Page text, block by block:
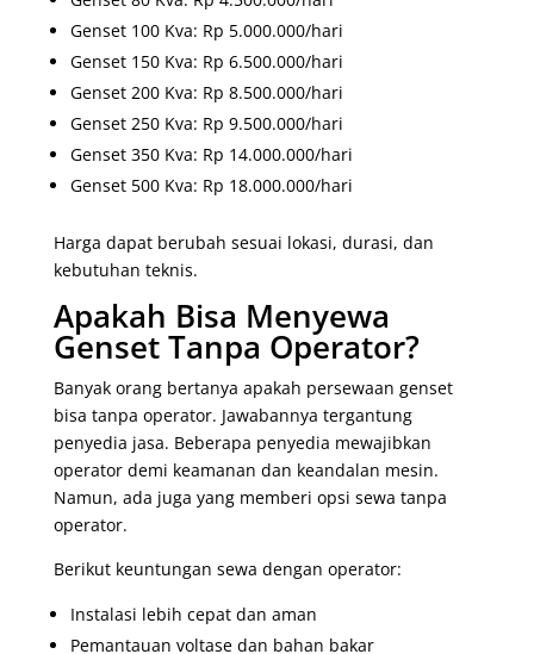
Genset 100 Kva: Rp 5.000.000/hari
Genset 150 Kva: Rp 6.500.000/hari
Genset 200 Kva: Rp 8.500.000/hari
Genset 250 Kva: Rp 9.500.000/hari
Genset 350 Kva: Rp 14.000.000/hari
Genset 500 Kva: Rp 18.000.000/hari
Harga dapat berubah sesuai lokasi, durasi, dan
kebutuhan teknis.
Apakah Bisa Menyewa
Genset Tanpa Operator?
Banyak orang bertanya apakah persewaan genset
bisa tanpa operator. Jawabannya tergantung
penyedia jasa. Beberapa penyedia mewajibkan
operator demi keamanan dan keandalan mesin.
Namun, ada juga yang memberi opsi sewa tanpa
operator.
Berikut keuntungan sewa dengan operator:
Instalasi lebih cepat dan aman
Pemantauan voltase dan bahan bakar